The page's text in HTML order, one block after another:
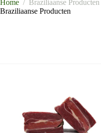
Home / Braziliaanse Producten
Braziliaanse Producten